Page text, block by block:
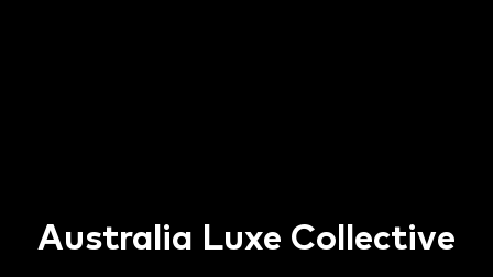
Australia Luxe Collective